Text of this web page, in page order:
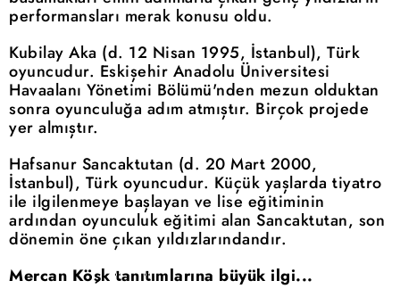
performansları merak konusu oldu.
Kubilay Aka (d. 12 Nisan 1995, İstanbul), Türk
oyuncudur. Eskişehir Anadolu Üniversitesi
Havaalanı Yönetimi Bölümü'nden mezun olduktan
sonra oyunculuğa adım atmıştır. Birçok projede
yer almıştır.
Hafsanur Sancaktutan (d. 20 Mart 2000,
İstanbul), Türk oyuncudur. Küçük yaşlarda tiyatro
ile ilgilenmeye başlayan ve lise eğitiminin
ardından oyunculuk eğitimi alan Sancaktutan, son
dönemin öne çıkan yıldızlarındandır.
Mercan Köşk tanıtımlarına büyük ilgi...